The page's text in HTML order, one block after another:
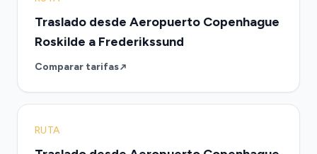
Traslado desde Aeropuerto Copenhague
Roskilde a Frederikssund
Comparar tarifas
RUTA